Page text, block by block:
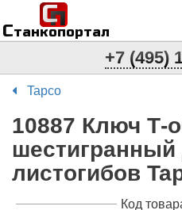
Станкопортал
п
С
+7 (495)
Tapco
10887 Ключ Т-
шестигранный
листогибов
Код